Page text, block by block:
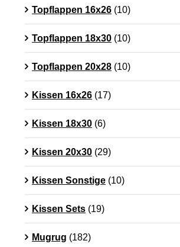
Topflappen 16x26 (10)
Topflappen 18x30 (10)
Topflappen 20x28 (10)
Kissen 16x26 (17)
Kissen 18x30 (6)
Kissen 20x30 (29)
Kissen Sonstige (10)
Kissen Sets (19)
Mugrug (182)